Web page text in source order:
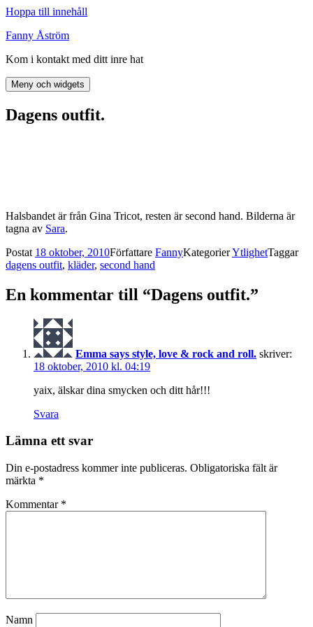
Hoppa till innehåll
Fanny Åström
Kom i kontakt med ditt inre hat
Meny och widgets
Dagens outfit.
Halsbandet är från Gina Tricot, resten är second hand. Bilderna är
tagna av Sara.
Postat 18 oktober, 2010Författare FannyKategorierYtlighetTaggar
dagens outfit, kläder, second hand
En kommentar till “Dagens outfit.”
Emma says style, love & rock and roll. skriver:
18 oktober, 2010 kl. 04:19
yaix, älskar dina smycken och ditt hår!!!
Svara
Lämna ett svar
Din e-postadress kommer inte publiceras. Obligatoriska fält är
märkta *
Kommentar *
Namn